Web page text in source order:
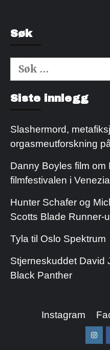
Søk
Søk
etter:
Siste innlegg
Slashermord,
orgasmeutforskning
Danny Boyles film
filmfestivalen i Venezia
Hunter Schafer og
Scotts Blade Runner-
Tyla til Oslo Spektrum
Stjerneskuddet David
Black Panther
Instagram